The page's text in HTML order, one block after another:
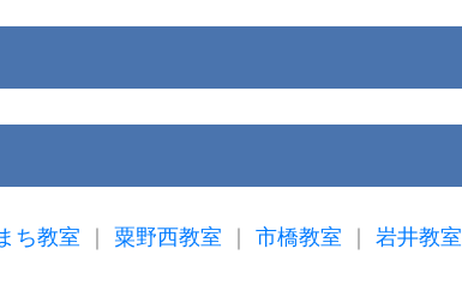
ち教室 粟野西教室 市橋教室 岩井教室